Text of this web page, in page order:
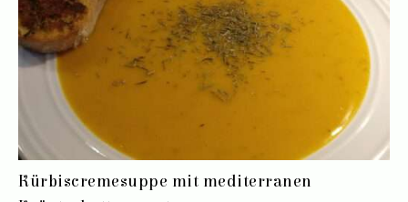
Kürbiscremesuppe mit mediterranen